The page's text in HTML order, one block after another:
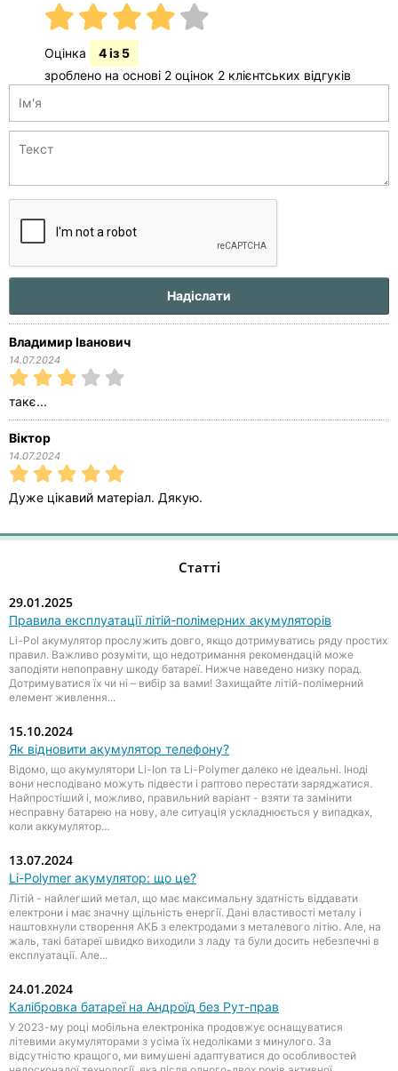
Оцінка
4 із 5
зроблено на основі 2 оцінок 2 клієнтських відгуків
Владимир Іванович
14.07.2024
такє...
Віктор
14.07.2024
Дуже цікавий матеріал. Дякую.
Статті
29.01.2025
Правила експлуатації літій-полімерних акумуляторів
Li-Pol акумулятор прослужить довго, якщо дотримуватись ряду простих
правил. Важливо розуміти, що недотримання рекомендацій може
заподіяти непоправну шкоду батареї. Нижче наведено низку порад.
Дотримуватися їх чи ні – вибір за вами! Захищайте літій-полімерний
елемент живлення...
15.10.2024
Як відновити акумулятор телефону?
Відомо, що акумулятори Li-Ion та Li-Polymer далеко не ідеальні. Іноді
вони несподівано можуть підвести і раптово перестати заряджатися.
Найпростіший і, можливо, правильний варіант - взяти та замінити
несправну батарею на нову, але ситуація ускладнюється у випадках,
коли аккумулятор...
13.07.2024
Li-Polymer акумулятор: що це?
Літій - найлегший метал, що має максимальну здатність віддавати
електрони і має значну щільність енергії. Дані властивості металу і
наштовхнули створення АКБ з електродами з металевого літію. Але, на
жаль, такі батареї швидко виходили з ладу та були досить небезпечні в
експлуатації. Але...
24.01.2024
Калібровка батареї на Андроїд без Рут-прав
У 2023-му році мобільна електроніка продовжує оснащуватися
літевими акумуляторами з усіма їх недоліками з минулого. За
відсутністю кращого, ми вимушені адаптуватися до особливостей